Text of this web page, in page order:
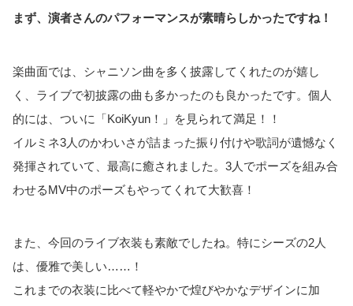
まず、演者さんのパフォーマンスが素晴らしかったですね！
楽曲面では、シャニソン曲を多く披露してくれたのが嬉し
く、ライブで初披露の曲も多かったのも良かったです。個人
的には、ついに「KoiKyun！」を見られて満足！！
イルミネ3人のかわいさが詰まった振り付けや歌詞が遺憾なく
発揮されていて、最高に癒されました。3人でポーズを組み合
わせるMV中のポーズもやってくれて大歓喜！
また、今回のライブ衣装も素敵でしたね。特にシーズの2人
は、優雅で美しい……！
これまでの衣装に比べて軽やかで煌びやかなデザインに加